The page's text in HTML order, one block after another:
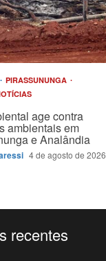
PIRASSUNUNGA
age contra
ambientais em
e Analândia
4 de agosto de 2026
recentes